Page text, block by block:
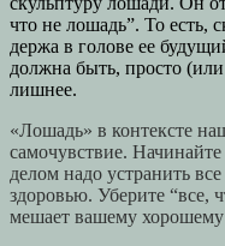
что не лошадь”. То есть,
держа в голове ее
должна быть, просто
лишнее.
«Лошадь» в контексте
самочувствие.
делом надо устранить
здоровью. Уберите “все,
мешает вашему